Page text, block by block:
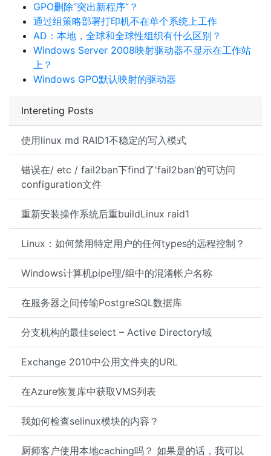
Intereting Posts
使用linux md RAID1不稳定的写入模式
错误在/ etc / fail2ban下find了'fail2ban'的可访问
configuration文件
重新安装操作系统后重buildLinux raid1
Linux：如何禁用特定用户的任何types的远程控制？
Windows计算机pipe理/组中的混淆帐户名称
在服务器之间传输PostgreSQL数据库
分支机构的最佳select – Active Directory域
Exchange 2010中公用文件夹的URL
在Azure恢复库中获取VMS列表
我如何检查selinux模块的内容？
厨师客户使用本地caching吗？ 如果是的话，我可以
GPO删除“突出新程序”？
通过组策略部署打印机不在单个系统上工作
AD：本地，全球和全球性组织有什么区别？
Windows Server 2008映射驱动器不显示在工作站
上？
Windows GPO默认映射的驱动器